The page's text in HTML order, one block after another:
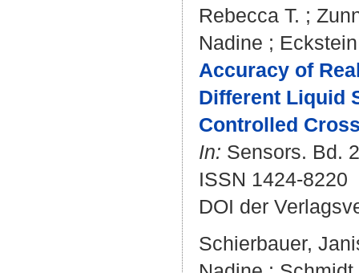
Rebecca T. ;
Nadine ;
Accuracy of
Different Liquid
Controlled
In: Sensors. Bd.
ISSN 1424-8220
DOI der
Schierbauer,